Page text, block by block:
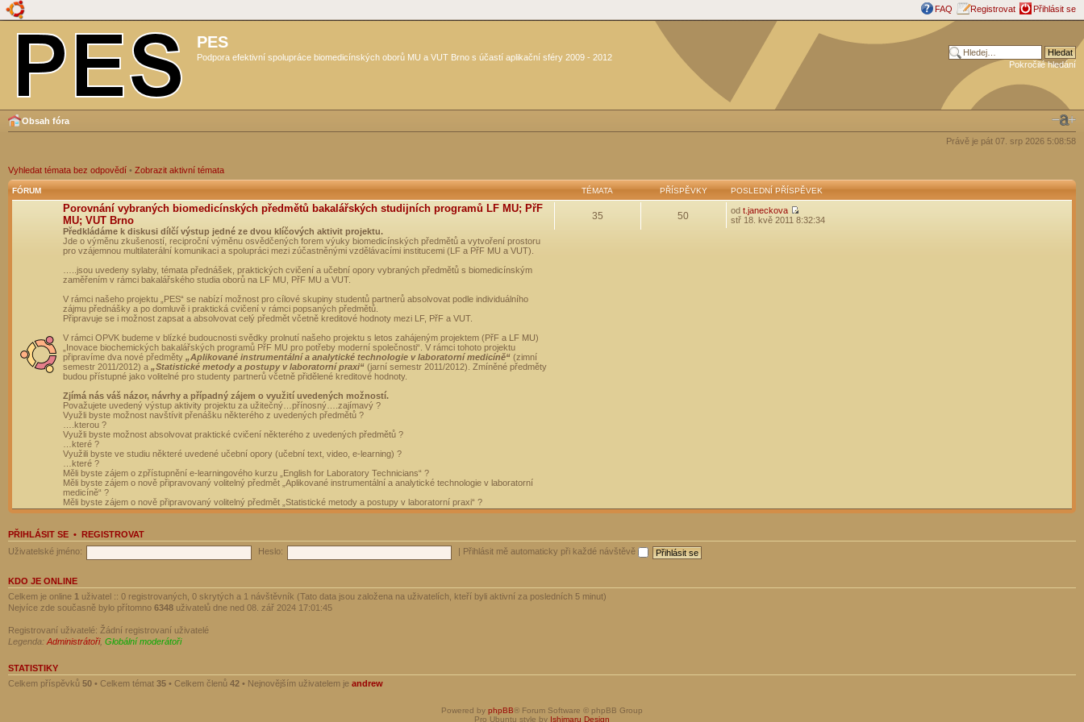
FAQ Registrovat Přihlásit se
PES
Podpora efektivní spolupráce biomedicínských oborů MU a VUT Brno s účastí aplikační sféry 2009 - 2012
Pokročilé hledání
Obsah fóra
Právě je pát 07. srp 2026 5:08:58
Vyhledat témata bez odpovědí • Zobrazit aktivní témata
FÓRUM TÉMATA PŘÍSPĚVKY POSLEDNÍ PŘÍSPĚVEK
Porovnání vybraných biomedicínských předmětů bakalářských studijních programů LF MU; PřF
MU; VUT Brno
Předkládáme k diskusi dílčí výstup jedné ze dvou klíčových aktivit projektu.
Jde o výměnu zkušeností, reciproční výměnu osvědčených forem výuky biomedicínských předmětů a vytvoření prostoru
pro vzájemnou multilaterální komunikaci a spolupráci mezi zúčastněnými vzdělávacími institucemi (LF a PřF MU a VUT).
…..jsou uvedeny sylaby, témata přednášek, praktických cvičení a učební opory vybraných předmětů s biomedicínským
zaměřením v rámci bakalářského studia oborů na LF MU, PřF MU a VUT.
V rámci našeho projektu „PES“ se nabízí možnost pro cílové skupiny studentů partnerů absolvovat podle individuálního
zájmu přednášky a po domluvě i praktická cvičení v rámci popsaných předmětů.
Připravuje se i možnost zapsat a absolvovat celý předmět včetně kreditové hodnoty mezi LF, PřF a VUT.
V rámci OPVK budeme v blízké budoucnosti svědky prolnutí našeho projektu s letos zahájeným projektem (PřF a LF MU)
„Inovace biochemických bakalářských programů PřF MU pro potřeby moderní společnosti“. V rámci tohoto projektu
připravíme dva nové předměty „Aplikované instrumentální a analytické technologie v laboratorní medicíně“ (zimní
semestr 2011/2012) a „Statistické metody a postupy v laboratorní praxi“ (jarní semestr 2011/2012). Zmíněné předměty
budou přístupné jako volitelné pro studenty partnerů včetně přidělené kreditové hodnoty.
Zjímá nás váš názor, návrhy a případný zájem o využití uvedených možností.
Považujete uvedený výstup aktivity projektu za užitečný…přínosný….zajímavý ?
Využli byste možnost navštívit přenášku některého z uvedených předmětů ?
….kterou ?
Využli byste možnost absolvovat praktické cvičení některého z uvedených předmětů ?
…které ?
Využili byste ve studiu některé uvedené učební opory (učební text, video, e-learning) ?
…které ?
Měli byste zájem o zpřístupnění e-learningového kurzu „English for Laboratory Technicians“ ?
Měli byste zájem o nově připravovaný volitelný předmět „Aplikované instrumentální a analytické technologie v laboratorní
medicíně“ ?
Měli byste zájem o nově připravovaný volitelný předmět „Statistické metody a postupy v laboratorní praxi“ ?
35 50 od t.janeckova
stř 18. kvě 2011 8:32:34
PŘIHLÁSIT SE • REGISTROVAT
Uživatelské jméno:
Heslo: Přihlásit mě automaticky při každé návštěvě
KDO JE ONLINE
Celkem je online 1 uživatel :: 0 registrovaných, 0 skrytých a 1 návštěvník (Tato data jsou založena na uživatelích, kteří byli aktivní za posledních 5 minut)
Nejvíce zde současně bylo přítomno 6348 uživatelů dne ned 08. zář 2024 17:01:45
Registrovaní uživatelé: Žádní registrovaní uživatelé
Legenda: Administrátoři, Globální moderátoři
STATISTIKY
Celkem příspěvků 50 • Celkem témat 35 • Celkem členů 42 • Nejnovějším uživatelem je andrew
Powered by phpBB® Forum Software © phpBB Group
Pro Ubuntu style by Ishimaru Design